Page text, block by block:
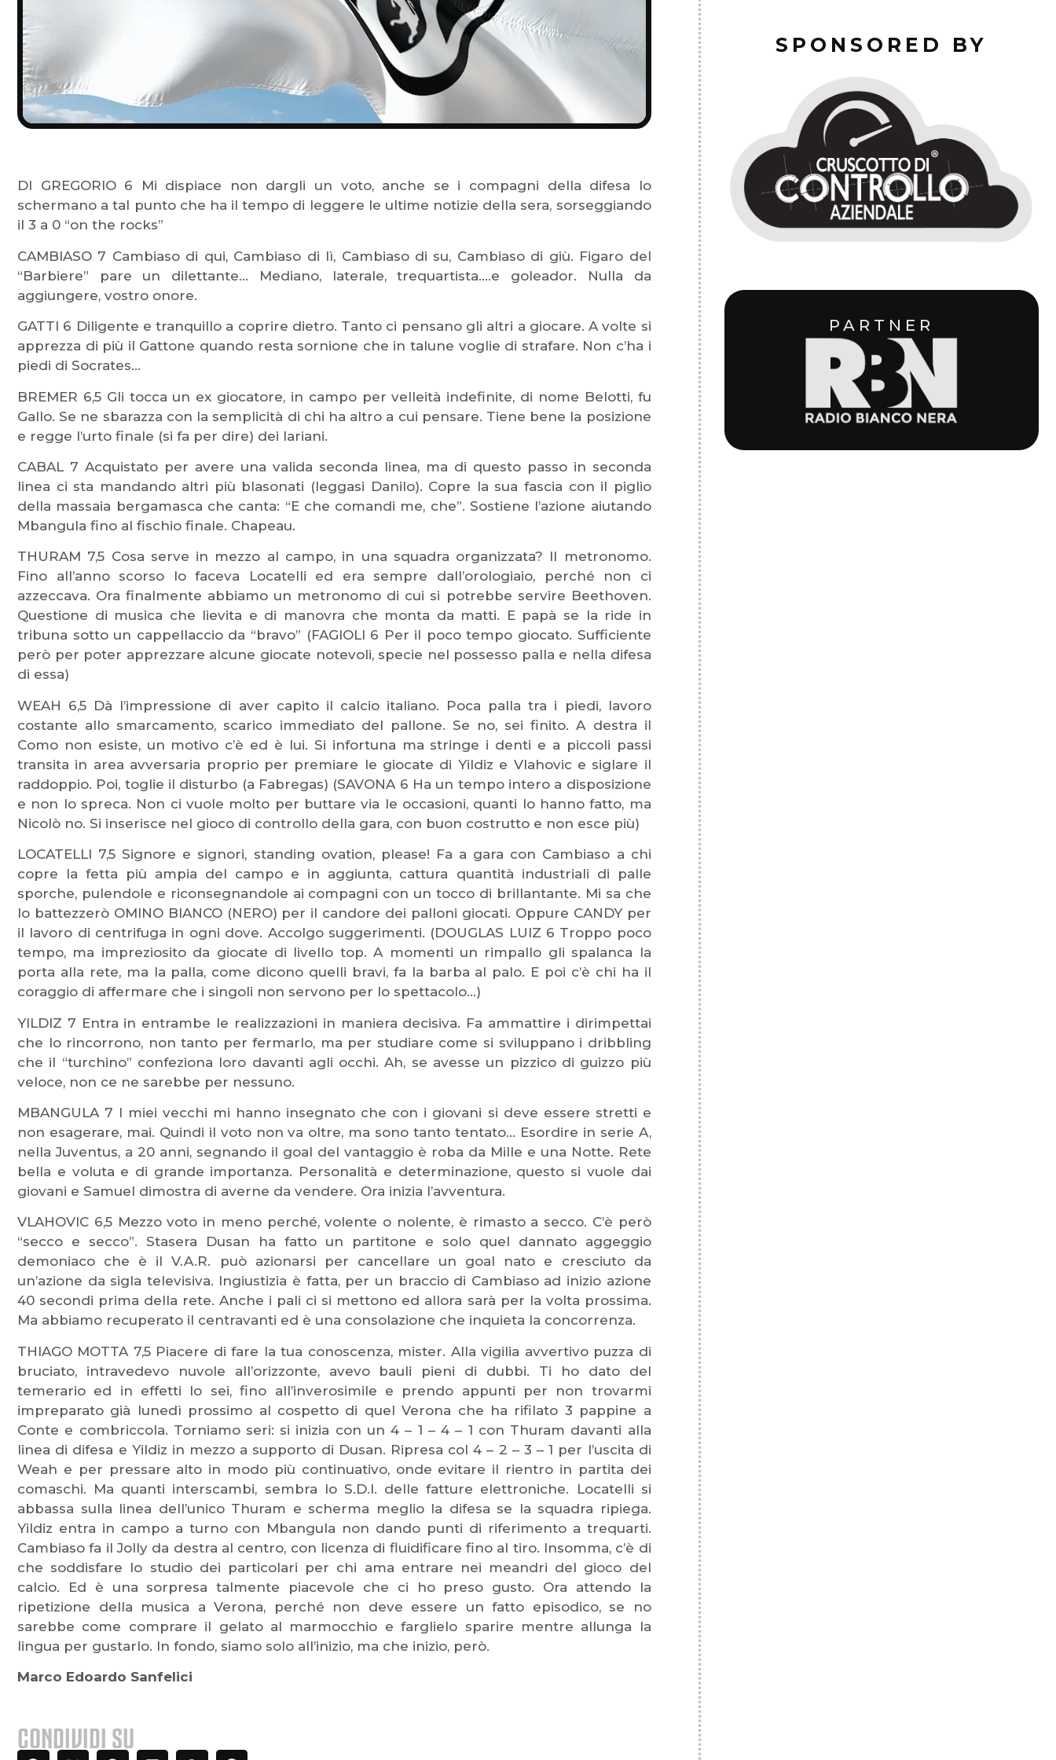
SPONSORED BY
PARTNER
DI GREGORIO 6 Mi dispiace non dargli un voto, anche se i compagni della difesa lo
schermano a tal punto che ha il tempo di leggere le ultime notizie della sera, sorseggiando
il 3 a 0 “on the rocks”
CAMBIASO 7 Cambiaso di qui, Cambiaso di lì, Cambiaso di su, Cambiaso di giù. Figaro del
“Barbiere” pare un dilettante… Mediano, laterale, trequartista….e goleador. Nulla da
aggiungere, vostro onore.
GATTI 6 Diligente e tranquillo a coprire dietro. Tanto ci pensano gli altri a giocare. A volte si
apprezza di più il Gattone quando resta sornione che in talune voglie di strafare. Non c’ha i
piedi di Socrates…
BREMER 6,5 Gli tocca un ex giocatore, in campo per velleità indefinite, di nome Belotti, fu
Gallo. Se ne sbarazza con la semplicità di chi ha altro a cui pensare. Tiene bene la posizione
e regge l’urto finale (si fa per dire) dei lariani.
CABAL 7 Acquistato per avere una valida seconda linea, ma di questo passo in seconda
linea ci sta mandando altri più blasonati (leggasi Danilo). Copre la sua fascia con il piglio
della massaia bergamasca che canta: “E che comandi me, che”. Sostiene l’azione aiutando
Mbangula fino al fischio finale. Chapeau.
THURAM 7,5 Cosa serve in mezzo al campo, in una squadra organizzata? Il metronomo.
Fino all’anno scorso lo faceva Locatelli ed era sempre dall’orologiaio, perché non ci
azzeccava. Ora finalmente abbiamo un metronomo di cui si potrebbe servire Beethoven.
Questione di musica che lievita e di manovra che monta da matti. E papà se la ride in
tribuna sotto un cappellaccio da “bravo” (FAGIOLI 6 Per il poco tempo giocato. Sufficiente
però per poter apprezzare alcune giocate notevoli, specie nel possesso palla e nella difesa
di essa)
WEAH 6,5 Dà l’impressione di aver capito il calcio italiano. Poca palla tra i piedi, lavoro
costante allo smarcamento, scarico immediato del pallone. Se no, sei finito. A destra il
Como non esiste, un motivo c’è ed è lui. Si infortuna ma stringe i denti e a piccoli passi
transita in area avversaria proprio per premiare le giocate di Yildiz e Vlahovic e siglare il
raddoppio. Poi, toglie il disturbo (a Fabregas) (SAVONA 6 Ha un tempo intero a disposizione
e non lo spreca. Non ci vuole molto per buttare via le occasioni, quanti lo hanno fatto, ma
Nicolò no. Si inserisce nel gioco di controllo della gara, con buon costrutto e non esce più)
LOCATELLI 7,5 Signore e signori, standing ovation, please! Fa a gara con Cambiaso a chi
copre la fetta più ampia del campo e in aggiunta, cattura quantità industriali di palle
sporche, pulendole e riconsegnandole ai compagni con un tocco di brillantante. Mi sa che
lo battezzerò OMINO BIANCO (NERO) per il candore dei palloni giocati. Oppure CANDY per
il lavoro di centrifuga in ogni dove. Accolgo suggerimenti. (DOUGLAS LUIZ 6 Troppo poco
tempo, ma impreziosito da giocate di livello top. A momenti un rimpallo gli spalanca la
porta alla rete, ma la palla, come dicono quelli bravi, fa la barba al palo. E poi c’è chi ha il
coraggio di affermare che i singoli non servono per lo spettacolo…)
YILDIZ 7 Entra in entrambe le realizzazioni in maniera decisiva. Fa ammattire i dirimpettai
che lo rincorrono, non tanto per fermarlo, ma per studiare come si sviluppano i dribbling
che il “turchino” confeziona loro davanti agli occhi. Ah, se avesse un pizzico di guizzo più
veloce, non ce ne sarebbe per nessuno.
MBANGULA 7 I miei vecchi mi hanno insegnato che con i giovani si deve essere stretti e
non esagerare, mai. Quindi il voto non va oltre, ma sono tanto tentato… Esordire in serie A,
nella Juventus, a 20 anni, segnando il goal del vantaggio è roba da Mille e una Notte. Rete
bella e voluta e di grande importanza. Personalità e determinazione, questo si vuole dai
giovani e Samuel dimostra di averne da vendere. Ora inizia l’avventura.
VLAHOVIC 6,5 Mezzo voto in meno perché, volente o nolente, è rimasto a secco. C’è però
“secco e secco”. Stasera Dusan ha fatto un partitone e solo quel dannato aggeggio
demoniaco che è il V.A.R. può azionarsi per cancellare un goal nato e cresciuto da
un’azione da sigla televisiva. Ingiustizia è fatta, per un braccio di Cambiaso ad inizio azione
40 secondi prima della rete. Anche i pali ci si mettono ed allora sarà per la volta prossima.
Ma abbiamo recuperato il centravanti ed è una consolazione che inquieta la concorrenza.
THIAGO MOTTA 7,5 Piacere di fare la tua conoscenza, mister. Alla vigilia avvertivo puzza di
bruciato, intravedevo nuvole all’orizzonte, avevo bauli pieni di dubbi. Ti ho dato del
temerario ed in effetti lo sei, fino all’inverosimile e prendo appunti per non trovarmi
impreparato già lunedì prossimo al cospetto di quel Verona che ha rifilato 3 pappine a
Conte e combriccola. Torniamo seri: si inizia con un 4 – 1 – 4 – 1 con Thuram davanti alla
linea di difesa e Yildiz in mezzo a supporto di Dusan. Ripresa col 4 – 2 – 3 – 1 per l’uscita di
Weah e per pressare alto in modo più continuativo, onde evitare il rientro in partita dei
comaschi. Ma quanti interscambi, sembra lo S.D.I. delle fatture elettroniche. Locatelli si
abbassa sulla linea dell’unico Thuram e scherma meglio la difesa se la squadra ripiega.
Yildiz entra in campo a turno con Mbangula non dando punti di riferimento a trequarti.
Cambiaso fa il Jolly da destra al centro, con licenza di fluidificare fino al tiro. Insomma, c’è di
che soddisfare lo studio dei particolari per chi ama entrare nei meandri del gioco del
calcio. Ed è una sorpresa talmente piacevole che ci ho preso gusto. Ora attendo la
ripetizione della musica a Verona, perché non deve essere un fatto episodico, se no
sarebbe come comprare il gelato al marmocchio e farglielo sparire mentre allunga la
lingua per gustarlo. In fondo, siamo solo all’inizio, ma che inizio, però.
Marco Edoardo Sanfelici
CONDIVIDI SU